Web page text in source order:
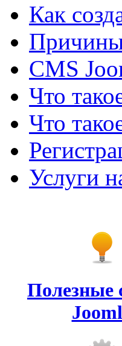
Как
Причины
CMS
Что
Что
Услуги
Полезные